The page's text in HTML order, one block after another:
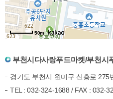
50m
부천시다사랑푸드마켓/부천시
경기도 부천시 원미구 신흥로 275
TEL : 032-324-1688 / FAX : 032-